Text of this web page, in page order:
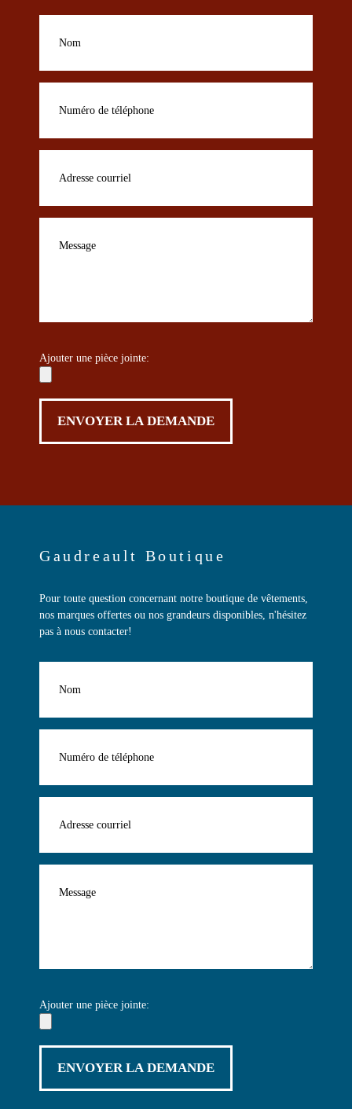
Ajouter une pièce jointe:
Gaudreault Boutique
Pour toute question concernant notre boutique de vêtements,
nos marques offertes ou nos grandeurs disponibles, n'hésitez
pas à nous contacter!
Ajouter une pièce jointe: